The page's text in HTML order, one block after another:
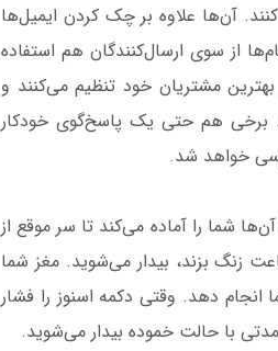
آن‌‌ها علاوه بر چک کردن ایمیل‌ها
از سوی ارسال‌کنندگان هم استفاده
مشتریان خود تنظیم می‌کنند و
برخی‌ هم حتی یک پاسخ‌گوی خودکار
خواهد شد.
شما را آماده می‌کند تا سر موقع از
زنگ بزند، بیدار می‌شوید. مغز شما
دهد. وقتی دکمه اسنوز را فشار
با حالت خموده بیدار می‌شوید.